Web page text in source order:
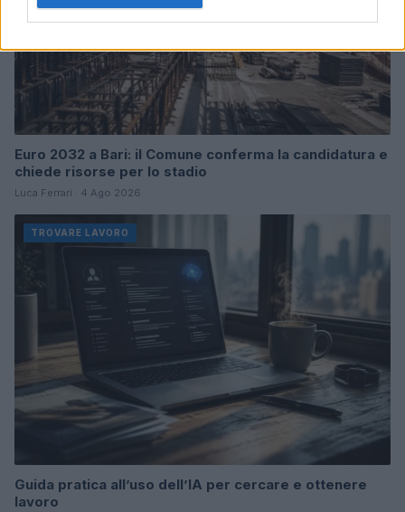
Euro 2032 a Bari: il Comune conferma la candidatura e
chiede risorse per lo stadio
Luca Ferrari · 4 Ago 2026
TROVARE LAVORO
Guida pratica all’uso dell’IA per cercare e ottenere
lavoro